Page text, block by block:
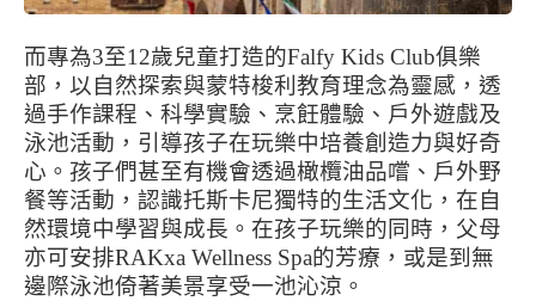
而專為3至12歲兒童打造的Falfy Kids Club俱樂
部，以自然探索與蒙特梭利教育理念為靈感，透
過手作課程、科學實驗、烹飪體驗、戶外遊戲及
泳池活動，引導孩子在玩樂中培養創造力與好奇
心。孩子們甚至有機會透過橄欖油品嚐、戶外野
餐等活動，認識托斯卡尼獨特的生活文化，在自
然環境中學習與成長。在孩子玩樂的同時，父母
亦可安排RAKxa Wellness Spa的芳療，或是到無
邊際泳池倚著美景享受一池沁涼。